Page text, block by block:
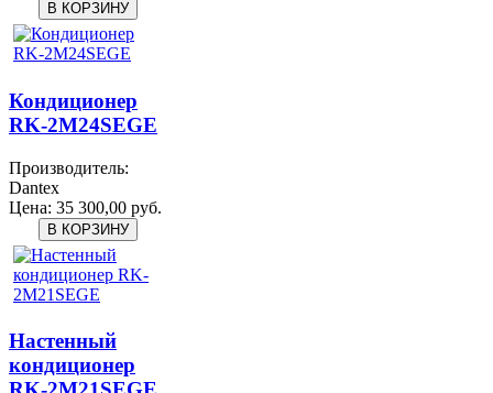
Кондиционер
RK-2M24SEGE
Производитель:
Dantex
Цена: 35 300,00 руб.
Настенный
кондиционер